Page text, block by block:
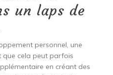
un laps de
personnel, une
que cela peut parfois
en créant des